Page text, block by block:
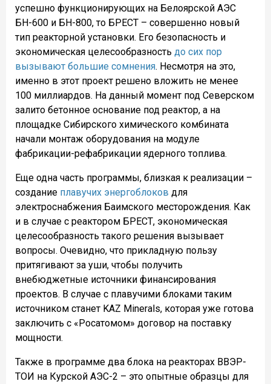
успешно функционирующих на Белоярской АЭС
БН-600 и БН-800, то БРЕСТ – совершенно новый
тип реакторной установки. Его безопасность и
экономическая целесообразность до сих пор
вызывают большие сомнения. Несмотря на это,
именно в этот проект решено вложить не менее
100 миллиардов. На данный момент под Северском
залито бетонное основание под реактор, а на
площадке Сибирского химического комбината
начали монтаж оборудования на модуле
фабрикации-рефабрикации ядерного топлива.
Еще одна часть программы, близкая к реализации –
создание плавучих энергоблоков для
электроснабжения Баимского месторождения. Как
и в случае с реактором БРЕСТ, экономическая
целесообразность такого решения вызывает
вопросы. Очевидно, что прикладную пользу
притягивают за уши, чтобы получить
внебюджетные источники финансирования
проектов. В случае с плавучими блоками таким
источником станет KAZ Minerals, которая уже готова
заключить с «Росатомом» договор на поставку
мощности.
Также в программе два блока на реакторах ВВЭР-
ТОИ на Курской АЭС-2 – это опытные образцы для